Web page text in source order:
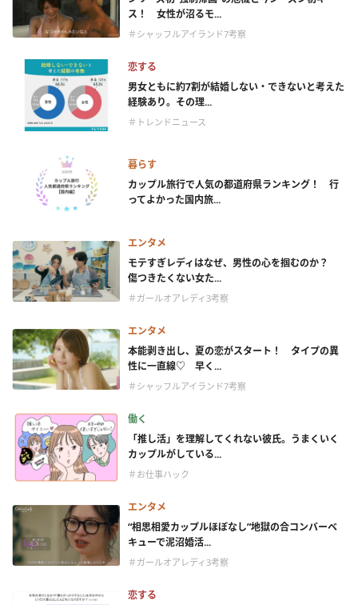
ス！ 女性が沼るモ...
＃シャッフルアイランド7考察
恋する
男女ともに約7割が結婚しない・できないと考えた
経験あり。その理...
＃トレンドニュース
暮らす
カップル旅行で人気の都道府県ランキング！ 行
ってよかった国内旅...
エンタメ
モテすぎレディはなぜ、男性の心を掴むのか？
傷つきたくない女た...
＃ガールオアレディ3考察
エンタメ
本能剥き出し、夏の恋がスタート！ タイプの異
性に一直線♡ 早く...
＃シャッフルアイランド7考察
働く
「推し活」を理解してくれない彼氏。うまくいく
カップルがしている...
＃お仕事ハック
エンタメ
“相思相愛カップルほぼなし”地獄の合コンバーベ
キューで泥沼婚活...
＃ガールオアレディ3考察
恋する